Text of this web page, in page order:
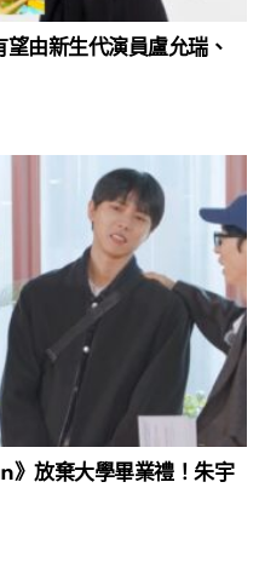
由新生代演員盧允瑞、
放棄大學畢業禮！朱宇